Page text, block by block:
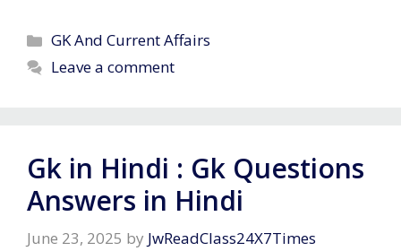
Categories
GK And Current Affairs
Leave a comment
Gk in Hindi : Gk Questions
Answers in Hindi
June 23, 2025 by JwReadClass24X7Times